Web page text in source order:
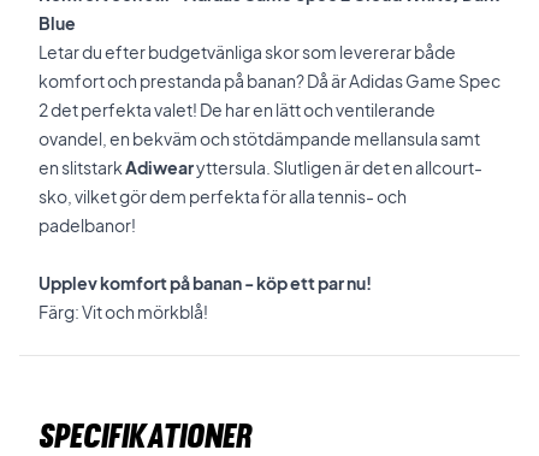
Blue
Letar du efter budgetvänliga skor som levererar både
komfort och prestanda på banan? Då är Adidas Game Spec
2 det perfekta valet! De har en lätt och ventilerande
ovandel, en bekväm och stötdämpande mellansula samt
en slitstarkAdiwearyttersula. Slutligen är det en allcourt-
sko, vilket gör dem perfekta för alla tennis- och
padelbanor!
Upplev komfort på banan - köp ett par nu!
Färg: Vit och mörkblå!
Specifikationer